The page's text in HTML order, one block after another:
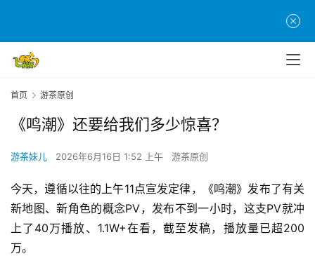
首页 游茶原创
《鸣潮》还要给我们多少惊喜？
游茶妹儿 2026年6月16日 1:52 上午 游茶原创
今天，遵循以往的上午11点宣发定律，《鸣潮》发布了有关
新地图、新角色的概念PV，发布不到一小时，这支PV就冲
上了40万播放、1.1W+在看，截至发稿，播放量已超200
万。